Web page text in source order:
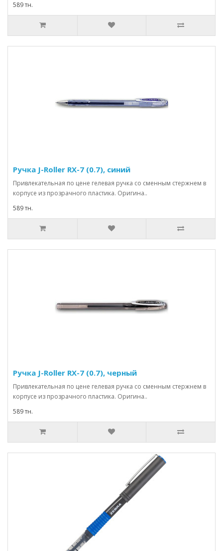
589 тн.
Ручка J-Roller RX-7 (0.7), синий
Привлекательная по цене гелевая ручка со сменным стержнем в
корпусе из прозрачного пластика. Оригина..
589 тн.
Ручка J-Roller RX-7 (0.7), черный
Привлекательная по цене гелевая ручка со сменным стержнем в
корпусе из прозрачного пластика. Оригина..
589 тн.